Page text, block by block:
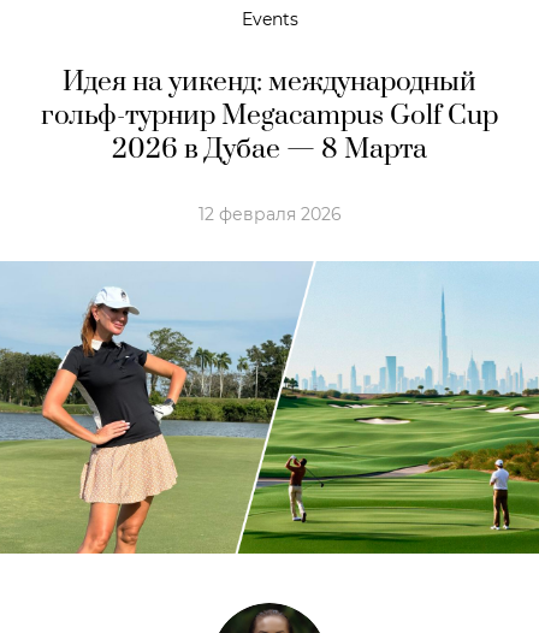
Events
Идея на уикенд: международный
гольф-турнир Megacampus Golf Cup
2026 в Дубае — 8 Марта
12 февраля 2026